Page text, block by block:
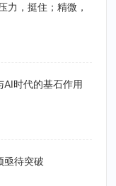
力，挺住；精微，
AI时代的基石作用
亟待突破